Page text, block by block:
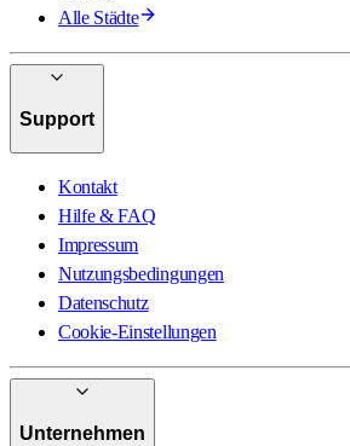
Alle Städte
Support
Kontakt
Hilfe & FAQ
Impressum
Nutzungsbedingungen
Datenschutz
Cookie-Einstellungen
Unternehmen